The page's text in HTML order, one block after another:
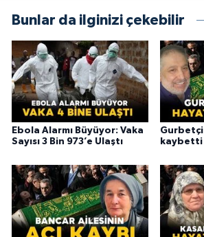
Bunlar da ilginizi çekebilir
Ebola Alarmı Büyüyor: Vaka
Sayısı 3 Bin 973’e Ulaştı
Gurbetçi
kaybetti